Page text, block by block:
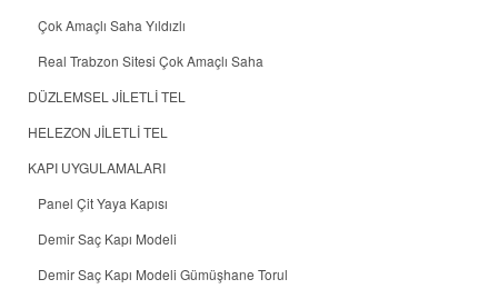
Çok Amaçlı Saha Yıldızlı
Real Trabzon Sitesi Çok Amaçlı Saha
DÜZLEMSEL JİLETLİ TEL
HELEZON JİLETLİ TEL
KAPI UYGULAMALARI
Panel Çit Yaya Kapısı
Demir Saç Kapı Modeli
Demir Saç Kapı Modeli Gümüşhane Torul